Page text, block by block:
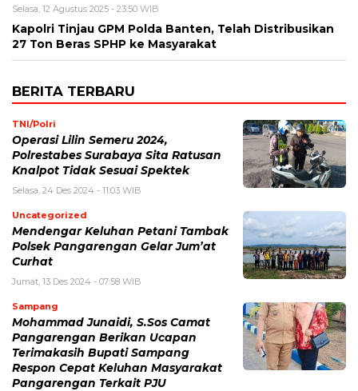
Selasa, 12 Agustus 2025 - 23:50 WIB
Kapolri Tinjau GPM Polda Banten, Telah Distribusikan
27 Ton Beras SPHP ke Masyarakat
BERITA TERBARU
TNI/Polri
Operasi Lilin Semeru 2024,
Polrestabes Surabaya Sita Ratusan
Knalpot Tidak Sesuai Spektek
Selasa, 24 Des 2024 - 11:03 WIB
Uncategorized
Mendengar Keluhan Petani Tambak
Polsek Pangarengan Gelar Jum’at
Curhat
Jumat, 13 Des 2024 - 07:58 WIB
Sampang
Mohammad Junaidi, S.Sos Camat
Pangarengan Berikan Ucapan
Terimakasih Bupati Sampang
Respon Cepat Keluhan Masyarakat
Pangarengan Terkait PJU